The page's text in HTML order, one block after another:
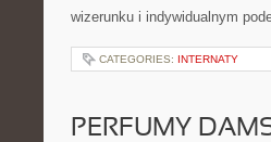
wizerunku i indywidualnym
CATEGORIES: INTERNATY
PERFUMY